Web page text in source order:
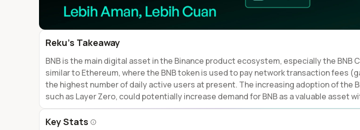
Reku’s Takeaway
BNB is the main digital asset in the Binance product ecosystem, especially the BNB
similar to Ethereum, where the BNB token is used to pay network transaction fees
the highest number of daily active users at present. The increasing adoption of
such as Layer Zero, could potentially increase demand for BNB as a valuable asset
Key Stats